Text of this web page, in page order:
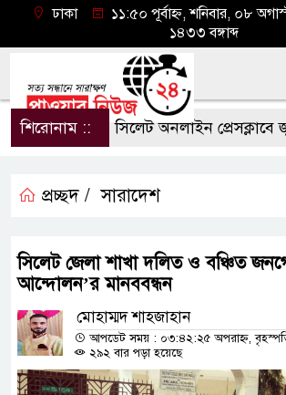
ঢাকা
১১:৫০ পূর্বাহ্ন, শনিবার, ০৮
১৪৩৩ বঙ্গাব্দ
শিরোনাম :: সিলেট অনলাইন প্রেসক্লাবে
প্রচ্ছদ / সারাদেশ
সিলেট জেলা শাখা দলিত ও বঞ্চিত
আন্দোলন’র মানববন্ধন
মোহাম্মদ শাহজাহান
আপডেট সময় : ০৩:৪২:২৫ অপরাহ্ন,
২৯২ বার পড়া হয়েছে